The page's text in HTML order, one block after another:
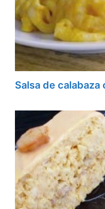
Salsa de calabaza